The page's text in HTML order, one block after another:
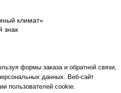
климат»
знак
формы заказа и обратной связи,
данных. Веб-сайт
пользователей cookie.